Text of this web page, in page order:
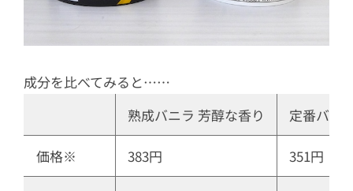
成分を比べてみると……
熟成バニラ 芳醇な香り
定番バニ
価格※ 383円 351円